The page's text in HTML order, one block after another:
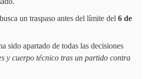
un traspaso antes del límite del 6 de
sido apartado de todas las decisiones
y cuerpo técnico tras un partido contra